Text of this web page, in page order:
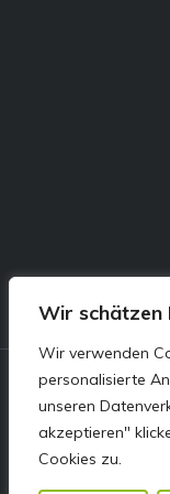
Wir schätzen
Wir verwenden
personalisierte
unseren
akzeptieren"
Cookies zu.
© E&S Motors
Linzer Straße
Freistadt